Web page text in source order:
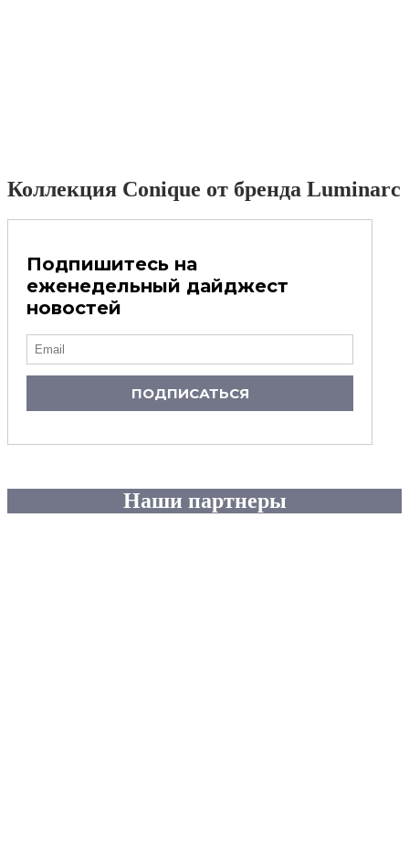
Коллекция Conique от бренда Luminarc
Подпишитесь на
еженедельный дайджест
новостей
ПОДПИСАТЬСЯ
Наши партнеры